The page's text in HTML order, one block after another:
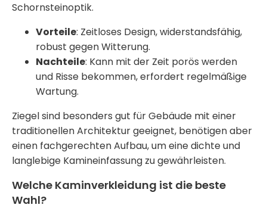
Schornsteinoptik.
Vorteile: Zeitloses Design, widerstandsfähig,
robust gegen Witterung.
Nachteile: Kann mit der Zeit porös werden
und Risse bekommen, erfordert regelmäßige
Wartung.
Ziegel sind besonders gut für Gebäude mit einer
traditionellen Architektur geeignet, benötigen aber
einen fachgerechten Aufbau, um eine dichte und
langlebige Kamineinfassung zu gewährleisten.
Welche Kaminverkleidung ist die beste
Wahl?